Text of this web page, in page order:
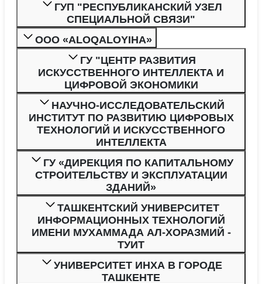
ГУП "РЕСПУБЛИКАНСКИЙ УЗЕЛ
СПЕЦИАЛЬНОЙ СВЯЗИ"
ООО «ALOQALOYIHA»
ГУ "ЦЕНТР РАЗВИТИЯ
ИСКУССТВЕННОГО ИНТЕЛЛЕКТА И
ЦИФРОВОЙ ЭКОНОМИКИ
НАУЧНО-ИССЛЕДОВАТЕЛЬСКИЙ
ИНСТИТУТ ПО РАЗВИТИЮ ЦИФРОВЫХ
ТЕХНОЛОГИЙ И ИСКУССТВЕННОГО
ИНТЕЛЛЕКТА
ГУ «ДИРЕКЦИЯ ПО КАПИТАЛЬНОМУ
СТРОИТЕЛЬСТВУ И ЭКСПЛУАТАЦИИ
ЗДАНИЙ»
ТАШКЕНТСКИЙ УНИВЕРСИТЕТ
ИНФОРМАЦИОННЫХ ТЕХНОЛОГИЙ
ИМЕНИ МУХАММАДА АЛ-ХОРАЗМИЙ -
ТУИТ
УНИВЕРСИТЕТ ИНХА В ГОРОДЕ
ТАШКЕНТЕ